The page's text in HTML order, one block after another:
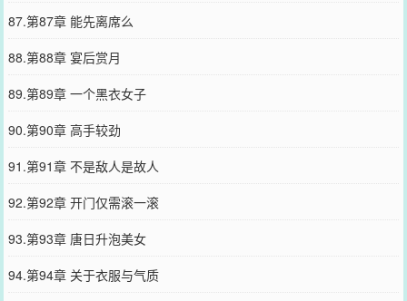
87.第87章 能先离席么
88.第88章 宴后赏月
89.第89章 一个黑衣女子
90.第90章 高手较劲
91.第91章 不是敌人是故人
92.第92章 开门仅需滚一滚
93.第93章 唐日升泡美女
94.第94章 关于衣服与气质